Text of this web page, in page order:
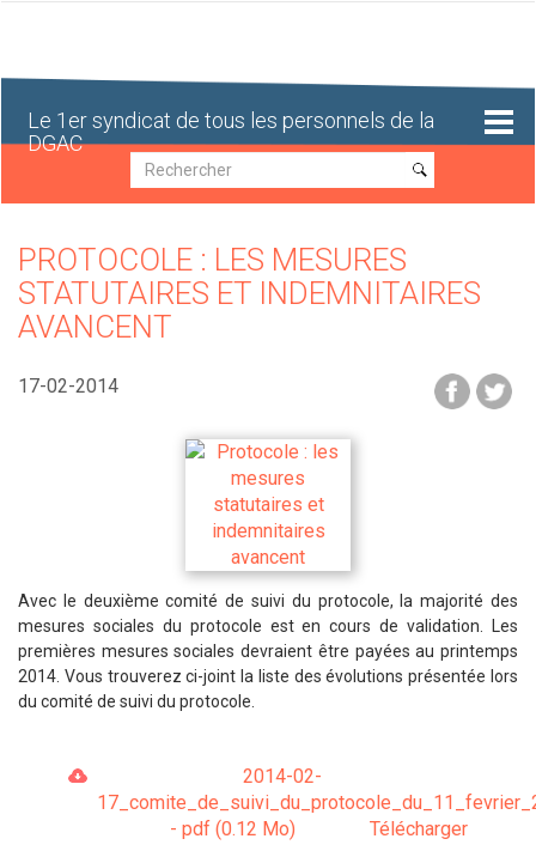
Le 1er syndicat de tous les personnels de la
DGAC
Recherche
Recherche
PROTOCOLE : LES MESURES
STATUTAIRES ET INDEMNITAIRES
AVANCENT
17-02-2014
Avec le deuxième comité de suivi du protocole, la majorité des
mesures sociales du protocole est en cours de validation. Les
premières mesures sociales devraient être payées au printemps
2014. Vous trouverez ci-joint la liste des évolutions présentée lors
du comité de suivi du protocole.
2014-02-
- pdf (0.12 Mo)
Télécharger